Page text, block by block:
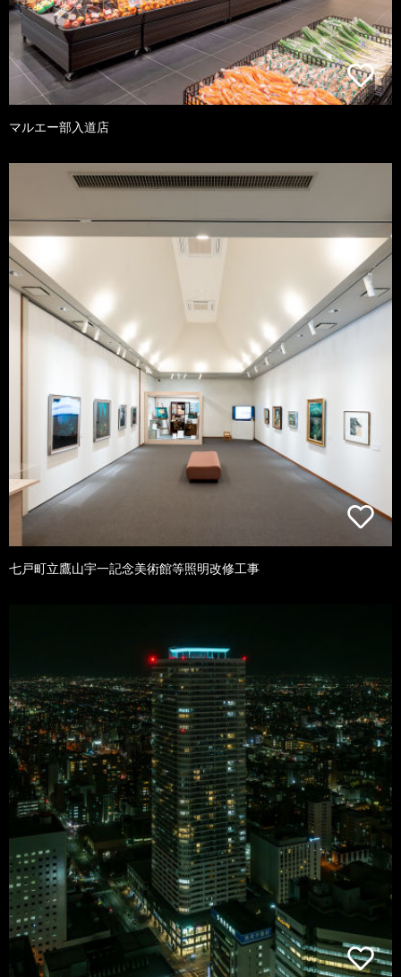
マルエー部入道店
七戸町立鷹山宇一記念美術館等照明改修工事